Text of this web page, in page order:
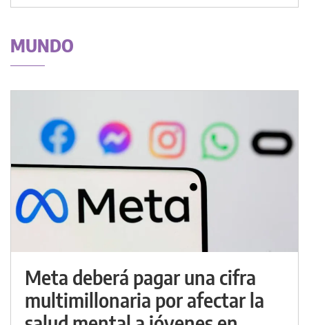
MUNDO
Meta deberá pagar una cifra
multimillonaria por afectar la